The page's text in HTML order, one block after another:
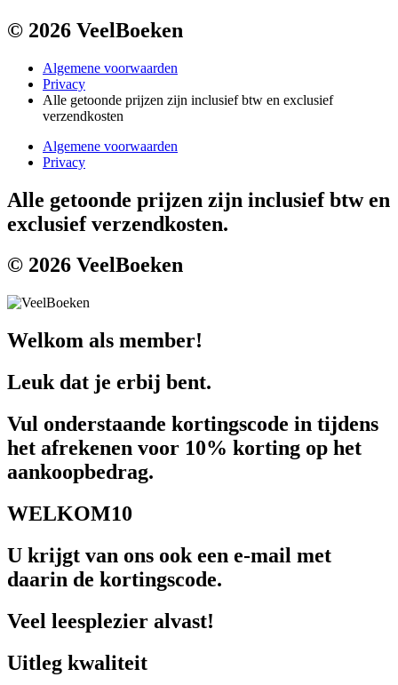
© 2026 VeelBoeken
Algemene voorwaarden
Privacy
Alle getoonde prijzen zijn inclusief btw en exclusief
verzendkosten
Algemene voorwaarden
Privacy
Alle getoonde prijzen zijn inclusief btw en
exclusief verzendkosten.
© 2026 VeelBoeken
Welkom als member!
Leuk dat je erbij bent.
Vul onderstaande kortingscode in tijdens
het afrekenen voor 10% korting op het
aankoopbedrag.
WELKOM10
U krijgt van ons ook een e-mail met
daarin de kortingscode.
Veel leesplezier alvast!
Uitleg kwaliteit